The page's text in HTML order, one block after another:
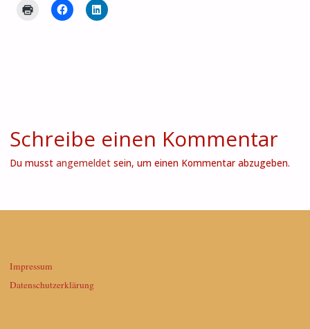
Schreibe einen Kommentar
Du musst angemeldetsein, um einen Kommentar abzugeben.
Impressum
Datenschutzerklärung